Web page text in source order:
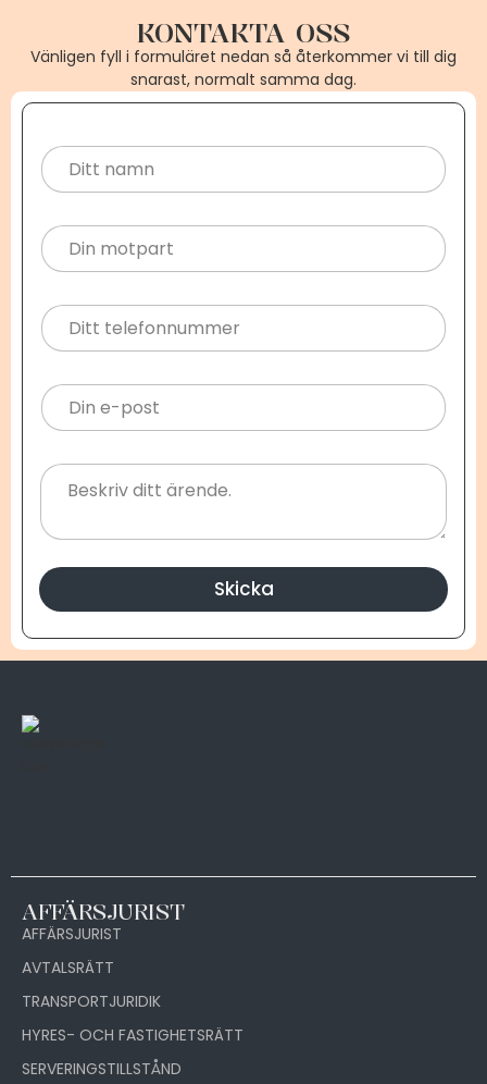
KONTAKTA OSS
Vänligen fyll i formuläret nedan så återkommer vi till dig
snarast, normalt samma dag.
Skicka
AFFÄRSJURIST
AFFÄRSJURIST
AVTALSRÄTT
TRANSPORTJURIDIK
HYRES- OCH FASTIGHETSRÄTT
SERVERINGSTILLSTÅND